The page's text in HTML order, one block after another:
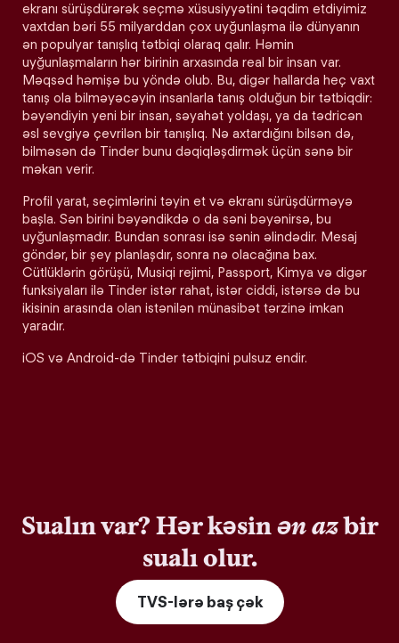
ekranı sürüşdürərək seçmə xüsusiyyətini təqdim etdiyimiz
vaxtdan bəri 55 milyarddan çox uyğunlaşma ilə dünyanın
ən populyar tanışlıq tətbiqi olaraq qalır. Həmin
uyğunlaşmaların hər birinin arxasında real bir insan var.
Məqsəd həmişə bu yöndə olub. Bu, digər hallarda heç vaxt
tanış ola bilməyəcəyin insanlarla tanış olduğun bir tətbiqdir:
bəyəndiyin yeni bir insan, səyahət yoldaşı, ya da tədricən
əsl sevgiyə çevrilən bir tanışlıq. Nə axtardığını bilsən də,
bilməsən də Tinder bunu dəqiqləşdirmək üçün sənə bir
məkan verir.
Profil yarat, seçimlərini təyin et və ekranı sürüşdürməyə
başla. Sən birini bəyəndikdə o da səni bəyənirsə, bu
uyğunlaşmadır. Bundan sonrası isə sənin əlindədir. Mesaj
göndər, bir şey planlaşdır, sonra nə olacağına bax.
Cütlüklərin görüşü, Musiqi rejimi, Passport, Kimya və digər
funksiyaları ilə Tinder istər rahat, istər ciddi, istərsə də bu
ikisinin arasında olan istənilən münasibət tərzinə imkan
yaradır.
iOS və Android-də Tinder tətbiqini pulsuz endir.
Sualın var? Hər kəsinən azbir
sualı olur.
TVS-lərə baş çək